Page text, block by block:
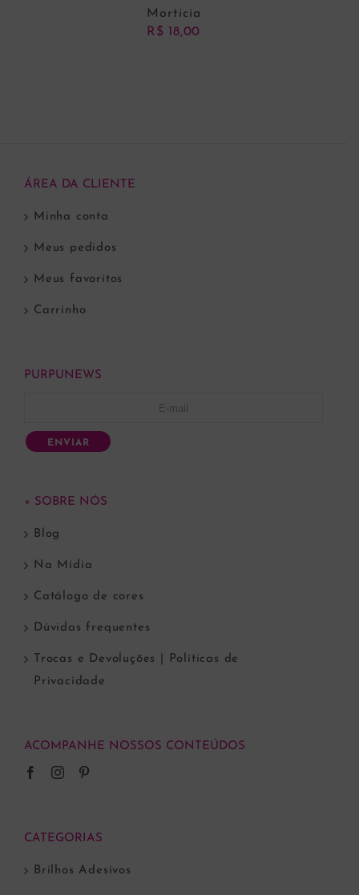
Morticia
R$ 18,00
ÁREA DA CLIENTE
Minha conta
Meus pedidos
Meus favoritos
Carrinho
PURPUNEWS
ENVIAR
+ SOBRE NÓS
Blog
Na Mídia
Catálogo de cores
Dúvidas frequentes
Trocas e Devoluções | Políticas de
Privacidade
ACOMPANHE NOSSOS CONTEÚDOS
CATEGORIAS
Brilhos Adesivos